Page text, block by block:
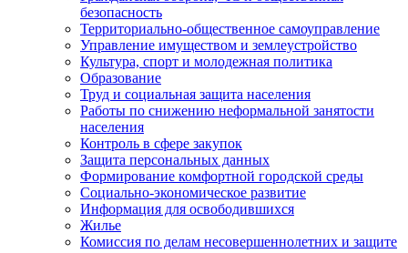
безопасность
Территориально-общественное самоуправление
Управление имуществом и землеустройство
Культура, спорт и молодежная политика
Образование
Труд и социальная защита населения
Работы по снижению неформальной занятости
населения
Контроль в сфере закупок
Защита персональных данных
Формирование комфортной городской среды
Социально-экономическое развитие
Информация для освободившихся
Жилье
Комиссия по делам несовершеннолетних и защите